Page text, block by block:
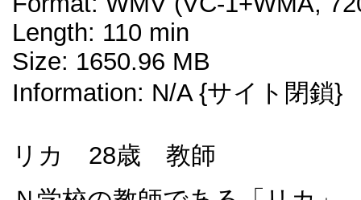
Length: 110 min
Size: 1650.96 MB
Information: N/A {サイト閉鎖}
リカ 28歳 教師